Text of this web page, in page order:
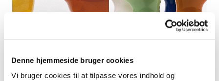
Denne hjemmeside bruger cookies
Vi bruger cookies til at tilpasse vores indhold og